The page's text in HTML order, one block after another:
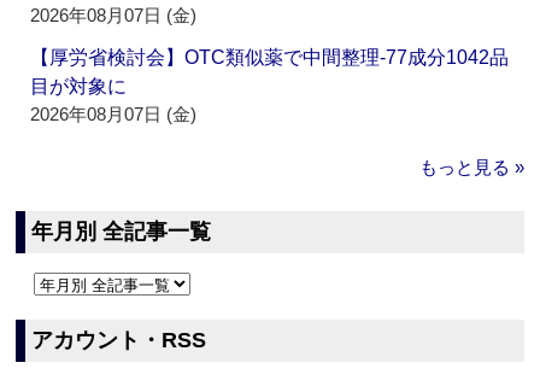
2026年08月07日 (金)
【厚労省検討会】OTC類似薬で中間整理‐77成分1042品
目が対象に
2026年08月07日 (金)
もっと見る »
年月別 全記事一覧
アカウント・RSS